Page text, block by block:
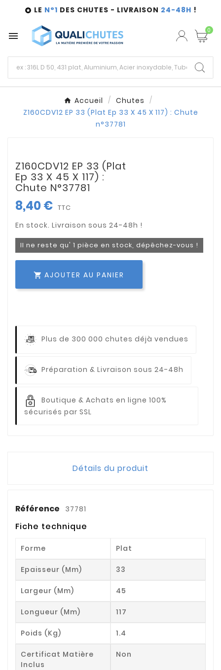
 LE N°1 DES CHUTES - LIVRAISON 24-48H !
 0
Accueil
Chutes
Z160CDV12 EP 33 (Plat Ep 33 X 45 X 117) : Chute
n°37781
Z160CDV12 EP 33 (Plat
Ep 33 X 45 X 117) :
Chute N°37781
8,40 € TTC
Il ne reste qu' 1 pièce en stock, dépêchez-vous !
 AJOUTER AU PANIER
Plus de 300 000 chutes déjà vendues
Préparation & Livraison sous 24-48h
Boutique & Achats en ligne 100%
sécurisés par SSL
Détails du produit
Référence 37781
Fiche technique
Forme Plat
Epaisseur (mm) 33
Largeur (mm) 45
Longueur (mm) 117
Poids (kg) 1.4
Certificat Matière
Inclus
Non